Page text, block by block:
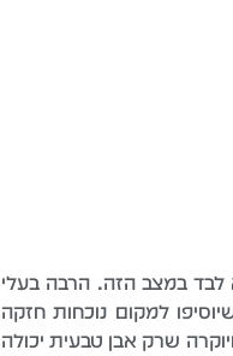
במצב הזה. הרבה בעלי
למקום נוכחות חזקה
שרק אבן טבעית יכולה